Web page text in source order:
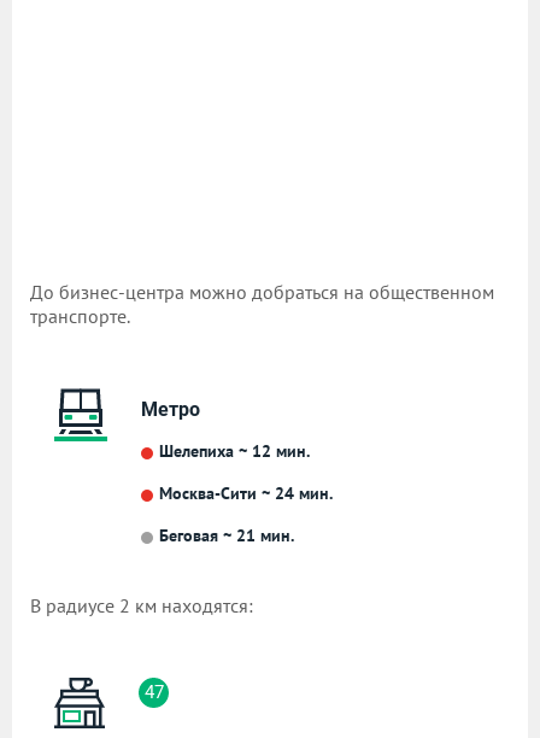
До бизнес-центра можно добраться на общественном
транспорте.
Метро
Шелепиха ~ 12 мин.
Москва-Сити ~ 24 мин.
Беговая ~ 21 мин.
В радиусе 2 км находятся:
47